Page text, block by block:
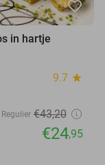
favorite_border
in hartje
9.7 star
Regulier €43,20
€24,95